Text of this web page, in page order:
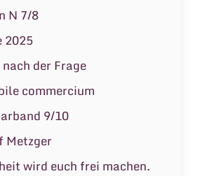
N 7/8
2025
der Frage
commercium
9/10
Metzger
wird euch frei machen.